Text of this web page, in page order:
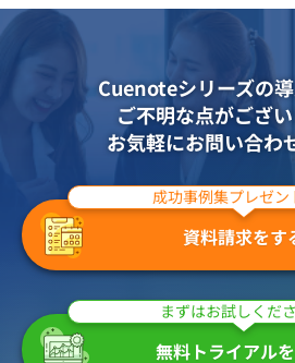
Webプッシュ通知サービス
アンケートシステム・フォーム
緊急参集・安否確認
SNSプロモーション支援事業
効果改善・顧客育成
システム連携・効率化
セキュリティ対策
デジタルマーケティング
資料ダウンロード
メール配信用語集 （平日 10:00〜
Cuenoteシリーズの
ご不明な点がござ
お気軽にお問い合わ
成功事例集プレゼン
資料請求をす
まずはお試しくだ
無料トライアル